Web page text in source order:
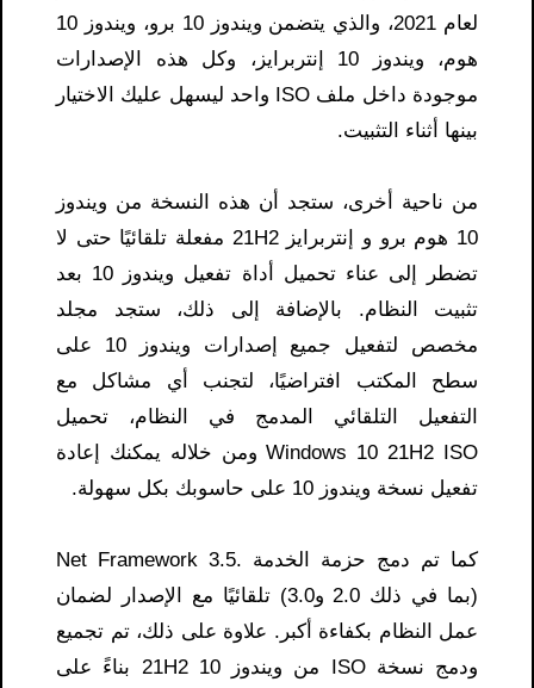
لعام 2021، والذي يتضمن ويندوز 10 برو، ويندوز 10
هوم، ويندوز 10 إنتربرايز، وكل هذه الإصدارات
موجودة داخل ملف ISO واحد ليسهل عليك الاختيار
بينها أثناء التثبيت.
من ناحية أخرى، ستجد أن هذه النسخة من ويندوز
10 هوم برو و إنتربرايز 21H2 مفعلة تلقائيًا حتى لا
تضطر إلى عناء تحميل أداة تفعيل ويندوز 10 بعد
تثبيت النظام. بالإضافة إلى ذلك، ستجد مجلد
مخصص لتفعيل جميع إصدارات ويندوز 10 على
سطح المكتب افتراضيًا، لتجنب أي مشاكل مع
التفعيل التلقائي المدمج في النظام، تحميل
Windows 10 21H2 ISO ومن خلاله يمكنك إعادة
تفعيل نسخة ويندوز 10 على حاسوبك بكل سهولة.
كما تم دمج حزمة الخدمة .Net Framework 3.5
(بما في ذلك 2.0 و3.0) تلقائيًا مع الإصدار لضمان
عمل النظام بكفاءة أكبر. علاوة على ذلك، تم تجميع
ودمج نسخة ISO من ويندوز 10 21H2 بناءً على